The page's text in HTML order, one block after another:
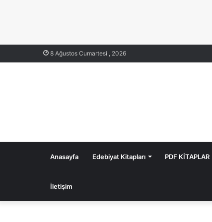
8 Ağustos Cumartesi , 2026
Anasayfa Edebiyat Kitapları PDF KİTAPLAR
İletişim